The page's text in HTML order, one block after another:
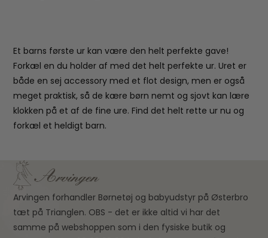
Et barns første ur kan være den helt perfekte gave!
Forkæl en du holder af med det helt perfekte ur. Uret er
både en sej accessory med et flot design, men er også
meget praktisk, så de kære børn nemt og sjovt kan lære
klokken på et af de fine ure. Find det helt rette ur nu og
forkæl et heldigt barn.
Arvingen forhandler Børnetøj og babyudstyr på Østerbro
tæt på Trianglen. OBS - det er ikke altid vi har det
samme på webshoppen som i den fysiske butik og